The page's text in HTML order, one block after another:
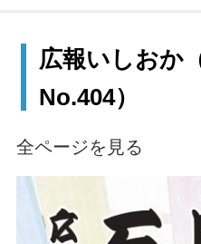
広報いしおか
No.404）
全ページを見る